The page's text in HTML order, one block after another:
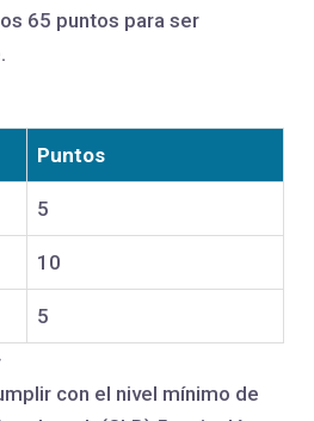
65 puntos para ser
Puntos
5
10
5
con el nivel mínimo de